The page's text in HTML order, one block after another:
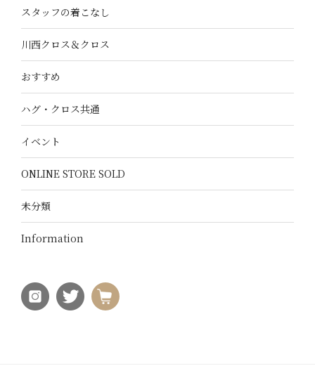
スタッフの着こなし
川西クロス＆クロス
おすすめ
ハグ・クロス共通
イベント
ONLINE STORE SOLD
未分類
Information